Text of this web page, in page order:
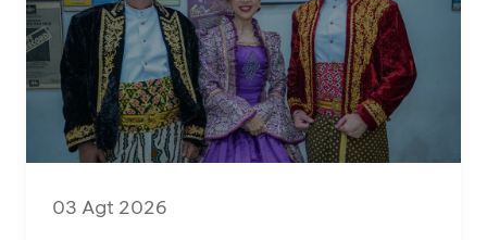
03 Agt 2026